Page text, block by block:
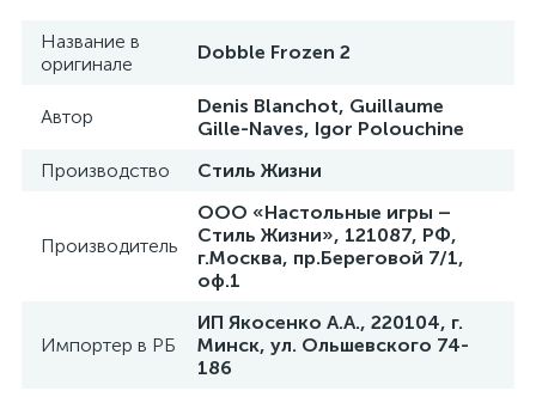
Название в
оригинале
Dobble Frozen 2
Автор
Denis Blanchot, Guillaume
Gille-Naves, Igor Polouchine
Производство
Стиль Жизни
Производитель
ООО «Настольные игры –
Стиль Жизни», 121087, РФ,
г.Москва, пр.Береговой 7/1,
оф.1
Импортер в РБ
ИП Якосенко А.А., 220104, г.
Минск, ул. Ольшевского 74-
186